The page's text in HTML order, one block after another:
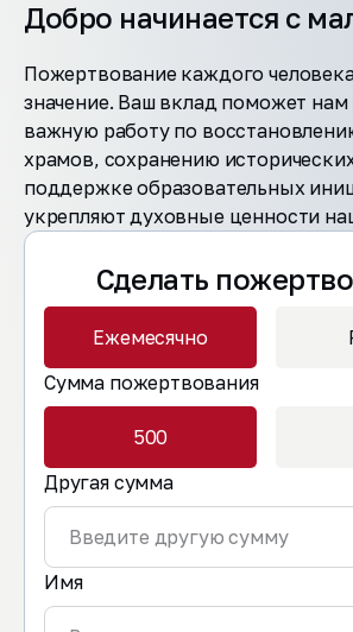
Добро начинается с
Пожертвование каждого
значение. Ваш вклад поможет
важную работу по
храмов, сохранению
поддержке образовательных
укрепляют духовные ценности
Сделать
Ежемесячно
Сумма пожертвования
500
Другая сумма
Имя